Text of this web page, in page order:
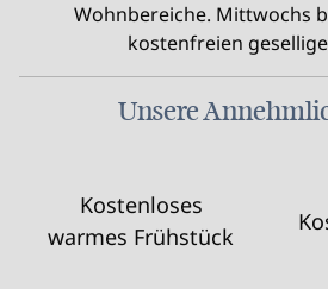
Wohnbereiche. Mittwochs
kostenfreien
Unsere
Kostenloses
warmes Frühstück